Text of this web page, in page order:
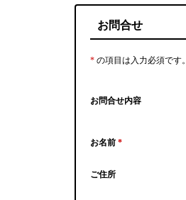
お問合せ
* の項目は入力必須です。
お問合せ内容
お名前 *
ご住所